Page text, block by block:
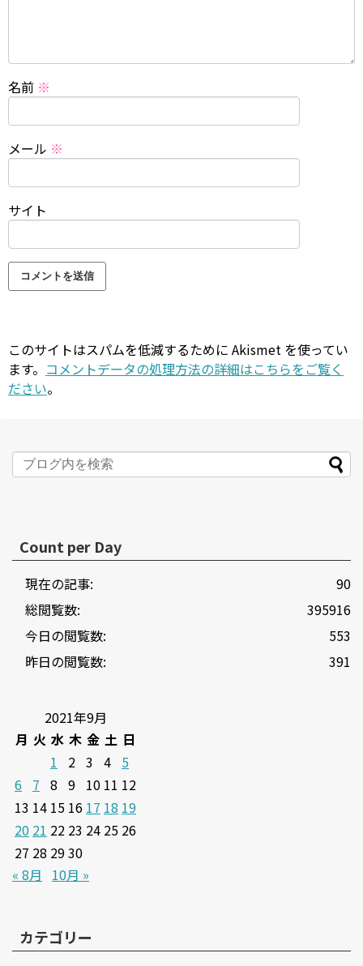
名前※
メール※
サイト
ます。 コメントデータの処理方法の詳細はこちらをご覧く
ださい 。
90
現在の記事:
395916
総閲覧数:
553
今日の閲覧数:
391
昨日の閲覧数:
火 水 木 金 土
1
2 3 4
5
8 9 10 11
12
13
14 15 16 17 18 19
20 21 22 23 24 25 26
27 28 29 30
« 8月 10月 »
00_記事(1,381)